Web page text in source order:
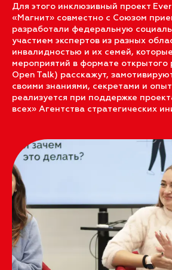
Для этого инклюзивный проект
«Магнит» совместно с Союзом
разработали федеральную
участием экспертов из разных
инвалидностью и их семей,
мероприятий в формате открытого
Open Talk) расскажут,
своими знаниями, секретами и
реализуется при поддержке
всех» Агентства стратегических